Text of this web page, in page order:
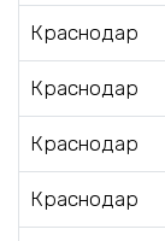
Краснодар
Краснодар
Краснодар
Краснодар